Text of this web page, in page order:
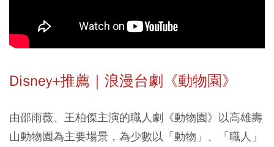
Disney+推薦｜浪漫台劇《動物園》
由邵雨薇、王柏傑主演的職人劇《動物園》以高雄壽
山動物園為主要場景，為少數以「動物」、「職人」